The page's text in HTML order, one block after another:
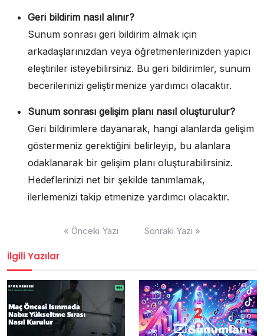
Geri bildirim nasıl alınır?
Sunum sonrası geri bildirim almak için
arkadaşlarınızdan veya öğretmenlerinizden yapıcı
eleştiriler isteyebilirsiniz. Bu geri bildirimler, sunum
becerilerinizi geliştirmenize yardımcı olacaktır.
Sunum sonrası gelişim planı nasıl oluşturulur?
Geri bildirimlere dayanarak, hangi alanlarda gelişim
göstermeniz gerektiğini belirleyip, bu alanlara
odaklanarak bir gelişim planı oluşturabilirsiniz.
Hedeflerinizi net bir şekilde tanımlamak,
ilerlemenizi takip etmenize yardımcı olacaktır.
« Önceki Yazı Sonraki Yazı »
İlgili Yazılar